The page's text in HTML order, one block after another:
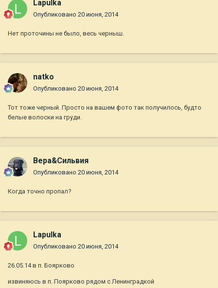
Lapulka
Опубликовано 20 июня, 2014
Нет проточины не было, весь черныш.
natko
Опубликовано 20 июня, 2014
Тот тоже черный. Просто на вашем фото так получилось, будто
белые волоски на груди.
Вера&Сильвия
Опубликовано 20 июня, 2014
Когда точно пропал?
Lapulka
Опубликовано 20 июня, 2014
26.05.14 в п. Боярково
извиняюсь в п. Поярково рядом с Ленинградкой